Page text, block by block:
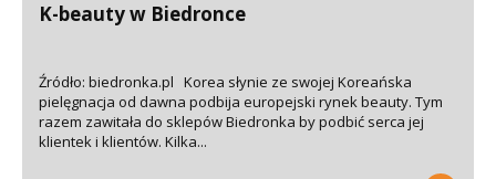
K-beauty w Biedronce
Źródło: biedronka.pl Korea słynie ze swojej Koreańska
pielęgnacja od dawna podbija europejski rynek beauty. Tym
razem zawitała do sklepów Biedronka by podbić serca jej
klientek i klientów. Kilka...